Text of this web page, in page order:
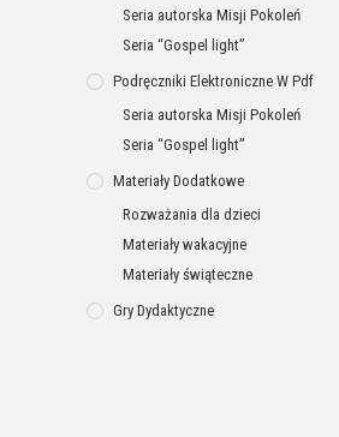
Seria autorska Misji Pokoleń
Seria “Gospel light”
Podręczniki Elektroniczne W Pdf
Seria autorska Misji Pokoleń
Seria “Gospel light”
Materiały Dodatkowe
Rozważania dla dzieci
Materiały wakacyjne
Materiały świąteczne
Gry Dydaktyczne